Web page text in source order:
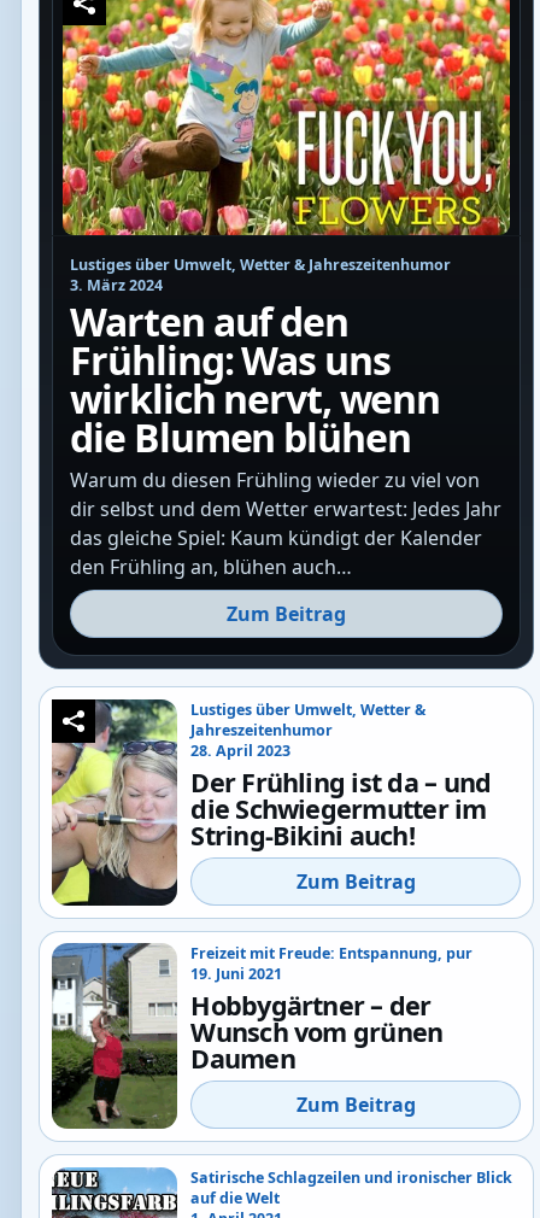
Lustiges über Umwelt, Wetter & Jahreszeitenhumor
3. März 2024
Warten auf den
Frühling: Was uns
wirklich nervt, wenn
die Blumen blühen
Warum du diesen Frühling wieder zu viel von
dir selbst und dem Wetter erwartest: Jedes Jahr
das gleiche Spiel: Kaum kündigt der Kalender
den Frühling an, blühen auch…
Zum Beitrag
Lustiges über Umwelt, Wetter &
Jahreszeitenhumor
28. April 2023
Der Frühling ist da – und
die Schwiegermutter im
String-Bikini auch!
Zum Beitrag
Freizeit mit Freude: Entspannung, pur
19. Juni 2021
Hobbygärtner – der
Wunsch vom grünen
Daumen
Zum Beitrag
Satirische Schlagzeilen und ironischer Blick
auf die Welt